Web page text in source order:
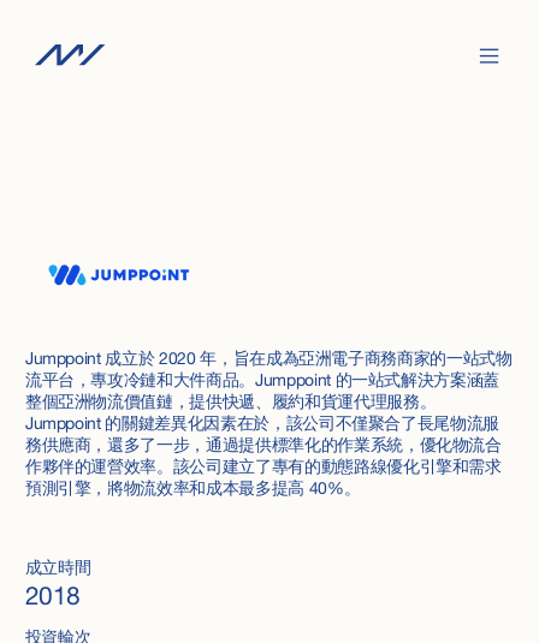
Jumppoint 成立於 2020 年，旨在成為亞洲電子商務商家的一站式物
流平台，專攻冷鏈和大件商品。Jumppoint 的一站式解決方案涵蓋
整個亞洲物流價值鏈，提供快遞、履約和貨運代理服務。
Jumppoint 的關鍵差異化因素在於，該公司不僅聚合了長尾物流服
務供應商，還多了一步，通過提供標準化的作業系統，優化物流合
作夥伴的運營效率。該公司建立了專有的動態路線優化引擎和需求
預測引擎，將物流效率和成本最多提高 40%。
成立時間
2018
投資輪次